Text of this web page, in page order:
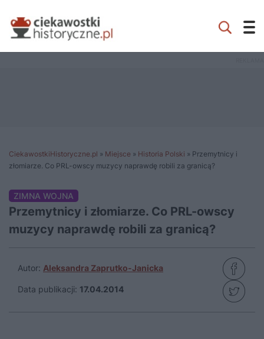
CiekawostkiHistoryczne.pl » Miejsce » Historia Polski » Przemytnicy i
złomiarze. Co PRL-owscy muzycy naprawdę robili za granicą?
ZIMNA WOJNA
Przemytnicy i złomiarze. Co PRL-owscy
muzycy naprawdę robili za granicą?
Autor: Aleksandra Zaprutko-Janicka
Data publikacji: 17.04.2014